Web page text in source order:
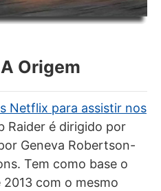
Origem
Netflix para assistir nos
Raider é dirigido por
Geneva Robertson-
Tem como base o
com o mesmo